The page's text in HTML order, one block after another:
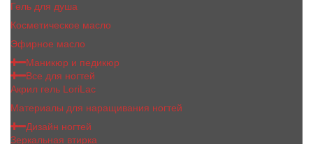
Гель для душа
Косметическое масло
Эфирное масло
Маникюр и педикюр
Все для ногтей
Акрил гель LoriLac
Материалы для наращивания ногтей
Дизайн ногтей
Зеркальная втирка